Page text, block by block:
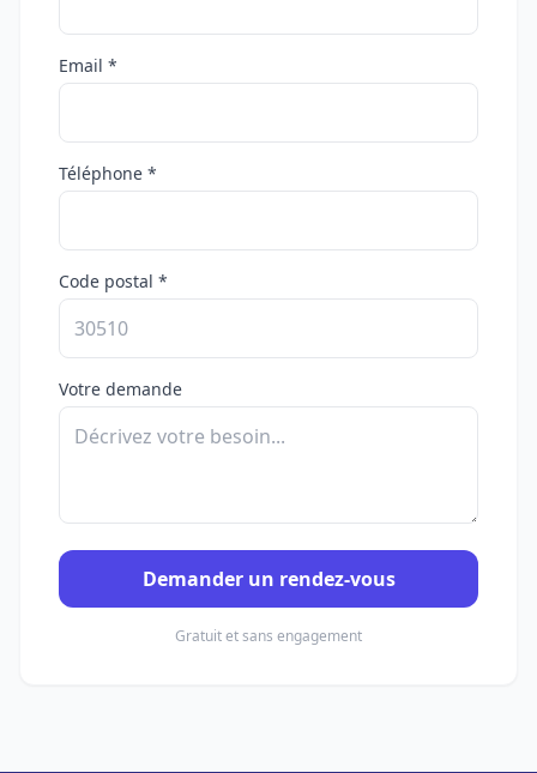
Email *
Téléphone *
Code postal *
Votre demande
Demander un rendez-vous
Gratuit et sans engagement